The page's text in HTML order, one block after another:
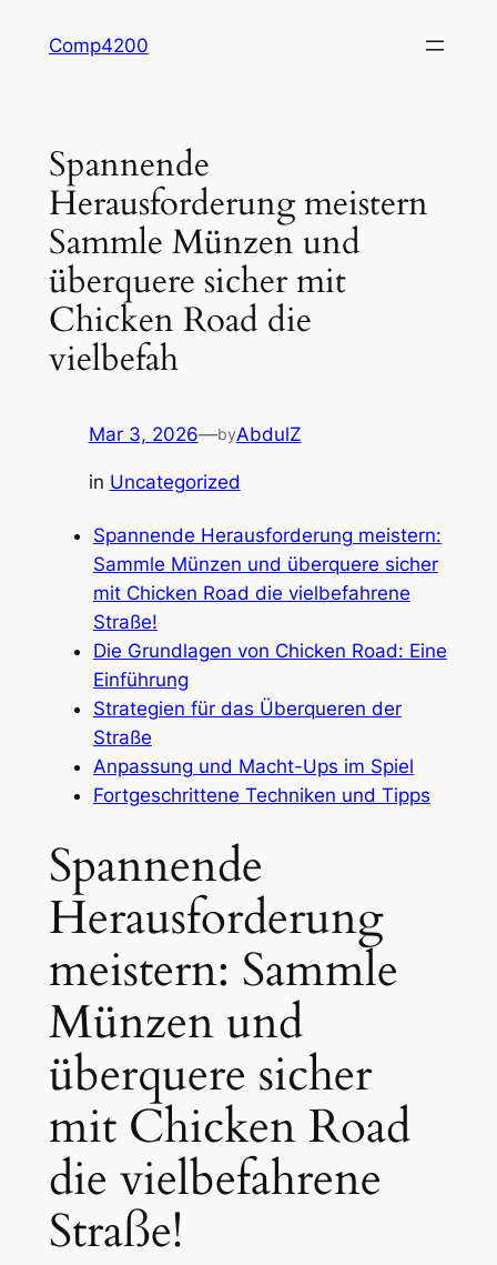
Comp4200
Spannende
Herausforderung meistern
Sammle Münzen und
überquere sicher mit
Chicken Road die
vielbefah
Mar 3, 2026—byAbdulZ
in Uncategorized
Spannende Herausforderung meistern:
Sammle Münzen und überquere sicher
mit Chicken Road die vielbefahrene
Straße!
Die Grundlagen von Chicken Road: Eine
Einführung
Strategien für das Überqueren der
Straße
Anpassung und Macht-Ups im Spiel
Fortgeschrittene Techniken und Tipps
Spannende
Herausforderung
meistern: Sammle
Münzen und
überquere sicher
mit Chicken Road
die vielbefahrene
Straße!